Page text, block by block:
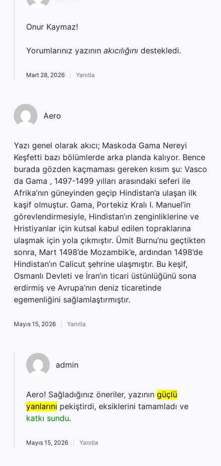
Onur Kaymaz!
Yorumlarınız yazının akıcılığını destekledi.
Mart 28, 2026 Yanıtla
Aero
Yazı genel olarak akıcı; Maskoda Gama Nereyi
Keşfetti bazı bölümlerde arka planda kalıyor. Bence
burada gözden kaçmaması gereken kısım şu: Vasco
da Gama , 1497-1499 yılları arasındaki seferi ile
Afrika’nın güneyinden geçip Hindistan’a ulaşan ilk
kaşif olmuştur. Gama, Portekiz Kralı I. Manuel’in
görevlendirmesiyle, Hindistan’ın zenginliklerine ve
Hristiyanlar için kutsal kabul edilen topraklarına
ulaşmak için yola çıkmıştır. Ümit Burnu’nu geçtikten
sonra, Mart 1498’de Mozambik’e, ardından 1498’de
Hindistan’ın Calicut şehrine ulaşmıştır. Bu keşif,
Osmanlı Devleti ve İran’ın ticari üstünlüğünü sona
erdirmiş ve Avrupa’nın deniz ticaretinde
egemenliğini sağlamlaştırmıştır.
Mayıs 15, 2026 Yanıtla
admin
Aero! Sağladığınız öneriler, yazının güçlü
yanlarını pekiştirdi, eksiklerini tamamladı ve
katkı sundu.
Mayıs 15, 2026 Yanıtla